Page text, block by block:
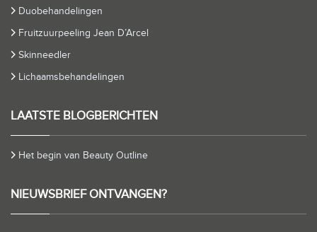
Duobehandelingen
Fruitzuurpeeling Jean D’Arcel
Skinneedler
Lichaamsbehandelingen
LAATSTE BLOGBERICHTEN
Het begin van Beauty Outline
NIEUWSBRIEF ONTVANGEN?